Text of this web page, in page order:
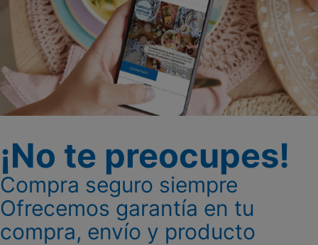
¡No te preocupes!
Compra seguro siempre
Ofrecemos garantía en tu
compra, envío y producto